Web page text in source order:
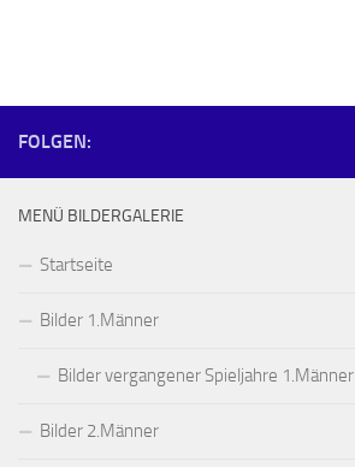
FOLGEN:
MENÜ BILDERGALERIE
Startseite
Bilder 1.Männer
Bilder vergangener Spieljahre 1.Männer
Bilder 2.Männer